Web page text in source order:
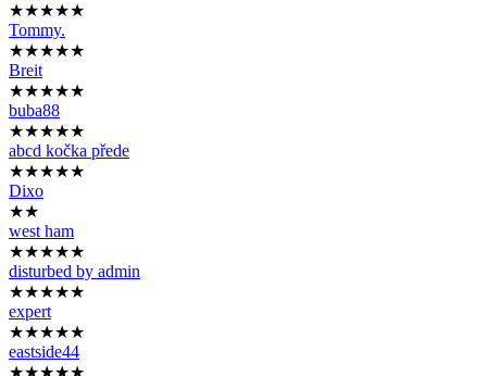
★★★★★
Tommy.
★★★★★
Breit
★★★★★
buba88
★★★★★
abcd kočka přede
★★★★★
Dixo
★★
west ham
★★★★★
disturbed by admin
★★★★★
expert
★★★★★
eastside44
★★★★★